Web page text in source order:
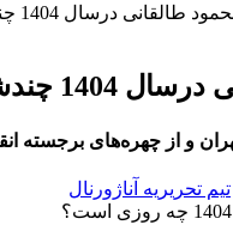
1404 چندشنبه و چه روزی است؟
چه روزی است؟
در تاریخ ۱۹ شهریور ۱۳۵۸ برابر با ۱۸
تیم تحریریه آناژورنال